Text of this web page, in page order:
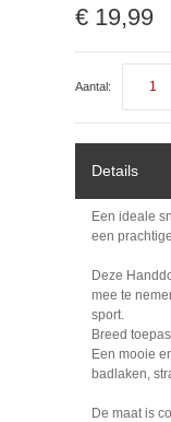
€ 19,99
Aantal:
Details
Een ideale
een
Deze
mee te
sport.
Breed
Een mooie
badlaken,
De maat is